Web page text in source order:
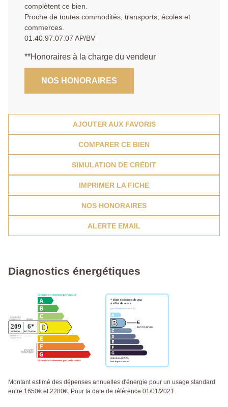
complètent ce bien.
Proche de toutes commodités, transports, écoles et
commerces.
01.40.97.07.07 AP/BV
**Honoraires à la charge du vendeur
NOS HONORAIRES
AJOUTER AUX FAVORIS
COMPARER CE BIEN
SIMULATION DE CRÉDIT
IMPRIMER LA FICHE
NOS HONORAIRES
ALERTE EMAIL
Diagnostics énergétiques
Montant estimé des dépenses annuelles d'énergie pour un usage standard
entre 1650€ et 2280€. Pour la date de référence 01/01/2021.